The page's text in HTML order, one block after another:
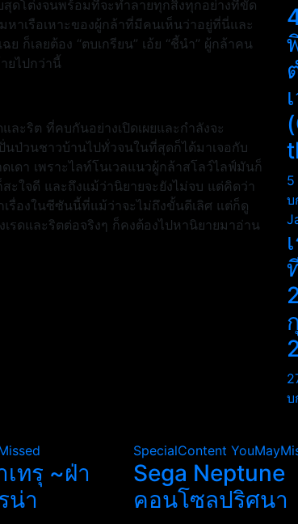
ดโต่งจนพร้อมที่จะทำลายทุกสิ่งทุกอย่างที่ขัด
หาเรือเหาะของผู้กล้าที่มีคนเห็นว่าอยู่ที่นี่และ
ก็เลยต้อง “ตบเกรียน” เอ้ย “ชี้นำ” ผู้กล้าคน
ยไปกว่านี้
ละริต ที่คบกันอย่างเปิดเผยและกำลังจะ
นป่วนชาวบ้านไปทั่วจนในที่สุดก็ได้มาเจอกับ
ดา เพราะไลท์โนเวลแนวผู้กล้าสโลว์ไลฟ์มันก็
ใจดี และถึงแม้ว่านิยายจะยังไม่จบ แต่คิดว่า
รื่องในซีซันนี้ที่แม้ว่าจะไม่ถึงขั้นดีเลิศ แต่ก็ดู
รดและริตต่อจริงๆ ก็คงต้องไปหานิยายมาอ่าน
บ
บ
ทรุ ~ฝ่า
น่า
SpecialContent
Sega Neptune
คอนโซลปริศนา